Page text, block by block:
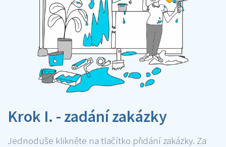
Krok I. - zadání zakázky
Jednoduše klikněte na tlačítko přidání zakázky. Za